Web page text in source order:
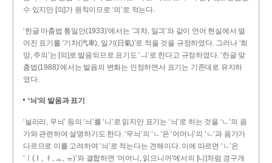
수 있지만 [의]가 원칙이므로 ‘의’로 적는다.
‘한글 마춤법 통일안(1933)’에서는 ‘긔챠, 일긔’와 같이 언어 현실에서 멀
어진 표기를 ‘기차(汽車), 일기(日氣)’로 적을 것을 규정하였다. 그러나 ‘희
망, 주의’는 [의]로 발음되므로 표기도 ‘ㅢ’로 한다고 규정하였다. ‘한글 맞
춤법(1988)’에서는 발음의 변화는 인정하면서 표기는 기존대로 유지하
였다.
‘늬’의 발음과 표기
‘늴리리, 무늬’ 등의 ‘늬’를 ‘니’로 읽지만 표기는 ‘늬’로 하는 것을 ‘ㄴ’의 음
가와 관련하여 설명하기도 한다. ‘무늬’의 ‘ㄴ’은 ‘어머니’의 ‘ㄴ’과 음가가
다르므로 이를 고려하여 ‘늬’로 적는다는 견해이다. 이에 따르면 ‘ㄴ’은
‘ㅣ(ㅑ, ㅕ, ㅛ, ㅠ)’와 결합하면 ‘어머니, 읽으니까’에서의 [니]처럼 경구개